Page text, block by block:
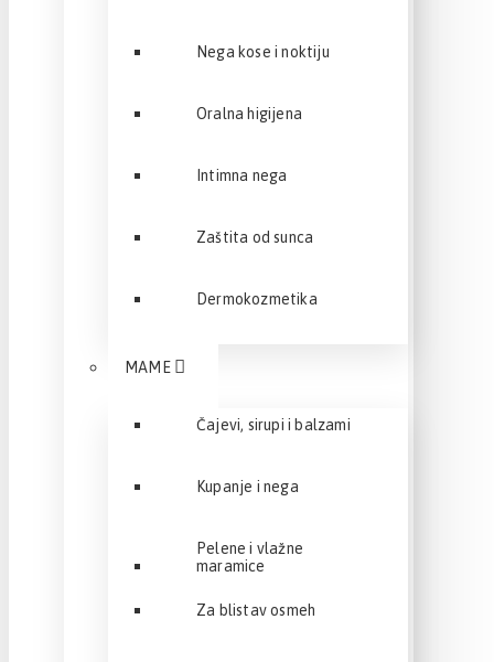
Nega kose i noktiju
Oralna higijena
Intimna nega
Zaštita od sunca
Dermokozmetika
MAME
Čajevi, sirupi i balzami
Kupanje i nega
Pelene i vlažne
maramice
Za blistav osmeh